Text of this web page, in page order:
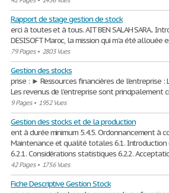
Rapport de stage gestion de stock
erci à toutes et à tous. AIT BEN SALAH SARA..
DESISOFT Maroc, la mission qui m’a été allouée
79 Pages• 2803 Vues
Gestion des stocks
prise : ► Ressources financières de l'entreprise :
Les revenus de l'entreprise sont principalement
9 Pages• 1952 Vues
Gestion des stocks et de la production
ent à durée minimum 5.4.5. Ordonnancement à
Maintenance et qualité totales 6.1. Introduction
6.2.1. Considérations statistiques 6.2.2.
42 Pages• 1756 Vues
Fiche Descriptive Gestion Stock